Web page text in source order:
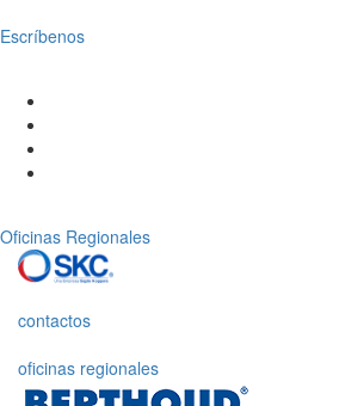
Escríbenos
Oficinas Regionales
contactos
oficinas regionales